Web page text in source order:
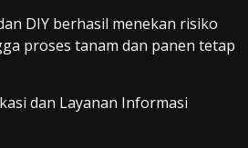
DIY berhasil menekan risiko
proses tanam dan panen tetap
dan Layanan Informasi